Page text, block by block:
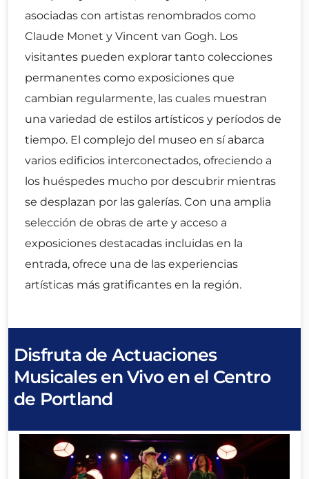
asociadas con artistas renombrados como
Claude Monet y Vincent van Gogh. Los
visitantes pueden explorar tanto colecciones
permanentes como exposiciones que
cambian regularmente, las cuales muestran
una variedad de estilos artísticos y períodos de
tiempo. El complejo del museo en sí abarca
varios edificios interconectados, ofreciendo a
los huéspedes mucho por descubrir mientras
se desplazan por las galerías. Con una amplia
selección de obras de arte y acceso a
exposiciones destacadas incluidas en la
entrada, ofrece una de las experiencias
artísticas más gratificantes en la región.
Disfruta de Actuaciones
Musicales en Vivo en el Centro
de Portland